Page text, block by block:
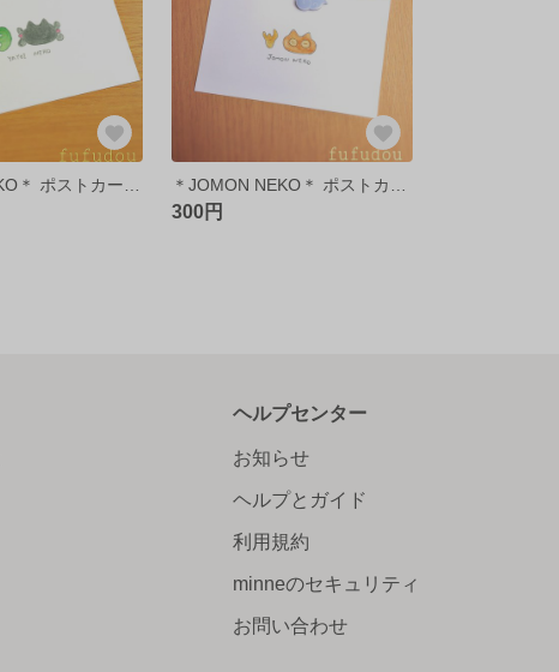
300円
ヘルプセンター
お知らせ
ヘルプとガイド
利用規約
minneのセキュリティ
お問い合わせ